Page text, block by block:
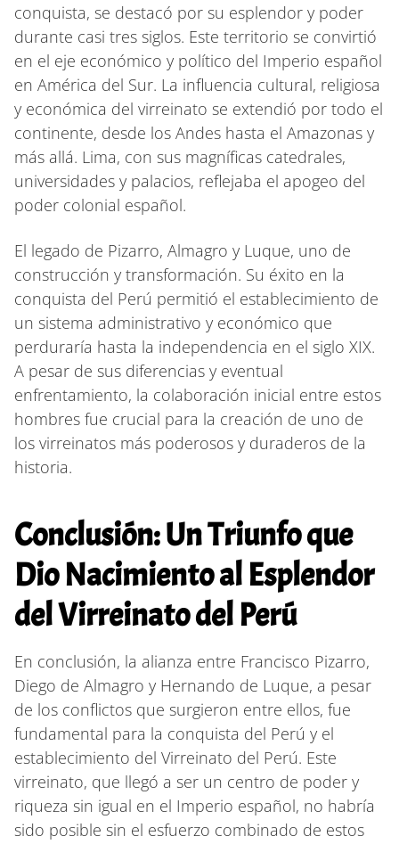
conquista, se destacó por su esplendor y poder
durante casi tres siglos. Este territorio se convirtió
en el eje económico y político del Imperio español
en América del Sur. La influencia cultural, religiosa
y económica del virreinato se extendió por todo el
continente, desde los Andes hasta el Amazonas y
más allá. Lima, con sus magníficas catedrales,
universidades y palacios, reflejaba el apogeo del
poder colonial español.
El legado de Pizarro, Almagro y Luque, uno de
construcción y transformación. Su éxito en la
conquista del Perú permitió el establecimiento de
un sistema administrativo y económico que
perduraría hasta la independencia en el siglo XIX.
A pesar de sus diferencias y eventual
enfrentamiento, la colaboración inicial entre estos
hombres fue crucial para la creación de uno de
los virreinatos más poderosos y duraderos de la
historia.
Conclusión: Un Triunfo que
Dio Nacimiento al Esplendor
del Virreinato del Perú
En conclusión, la alianza entre Francisco Pizarro,
Diego de Almagro y Hernando de Luque, a pesar
de los conflictos que surgieron entre ellos, fue
fundamental para la conquista del Perú y el
establecimiento del Virreinato del Perú. Este
virreinato, que llegó a ser un centro de poder y
riqueza sin igual en el Imperio español, no habría
sido posible sin el esfuerzo combinado de estos